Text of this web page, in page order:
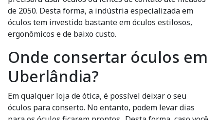
de 2050. Desta forma, a indústria especializada em
óculos tem investido bastante em óculos estilosos,
ergonômicos e de baixo custo.
Onde consertar óculos em
Uberlândia?
Em qualquer loja de ótica, é possível deixar o seu
óculos para conserto. No entanto, podem levar dias
para os óculos ficarem prontos.. Desta forma, caso você